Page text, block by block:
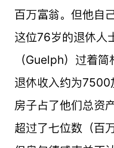
百万富翁。但他自
这位76岁的退休人
（Guelph）过着
退休收入约为7500
房子占了他们总资
超过了七位数（百